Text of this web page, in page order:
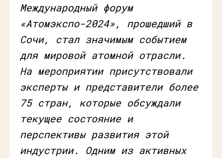
Международный форум
«Атомэкспо-2024», прошедший в
Сочи, стал значимым событием
для мировой атомной отрасли.
На мероприятии присутствовали
эксперты и представители более
75 стран, которые обсуждали
текущее состояние и
перспективы развития этой
индустрии. Одним из активных